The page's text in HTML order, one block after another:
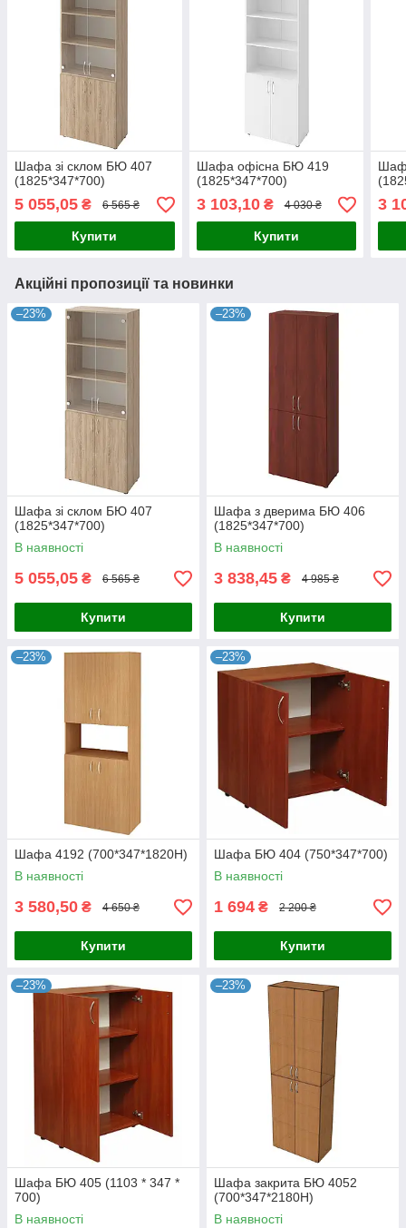
Шафа зі склом БЮ 407
(1825*347*700)
5 055,05 ₴ 6 565 ₴
Купити
Шафа офісна БЮ 419
(1825*347*700)
3 103,10₴ 4 030 ₴
Купити
3
Акційні пропозиції та новинки
–23%
Шафа зі склом БЮ 407
(1825*347*700)
В наявності
5 055,05 ₴ 6 565 ₴
Купити
–23%
Шафа з дверима БЮ 406
(1825*347*700)
В наявності
3 838,45 ₴ 4 985 ₴
Купити
–23%
Шафа 4192 (700*347*1820Н)
В наявності
3 580,50 ₴ 4 650 ₴
Купити
–23%
Шафа БЮ 404 (750*347*700)
В наявності
1 694 ₴ 2 200 ₴
Купити
–23%
Шафа БЮ 405 (1103 * 347 *
700)
В наявності
–23%
Шафа закрита БЮ 4052
(700*347*2180Н)
В наявності